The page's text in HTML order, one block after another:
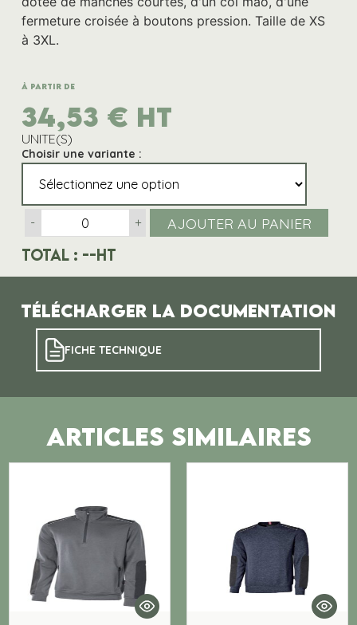
fermeture croisée à boutons pression. Taille de XS
à 3XL.
À partir de
34,53 € HT
UNITE(S)
Choisir une variante :
- + AJOUTER AU PANIER
Total : --HT
Télécharger la documentation
FICHE TECHNIQUE
ARTICLES SIMILAIRES